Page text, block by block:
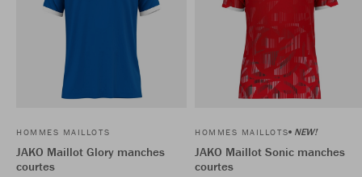
HOMMES MAILLOTS
JAKO Maillot Glory manches
courtes
HOMMES MAILLOTS NEW!
JAKO Maillot Sonic manches
courtes